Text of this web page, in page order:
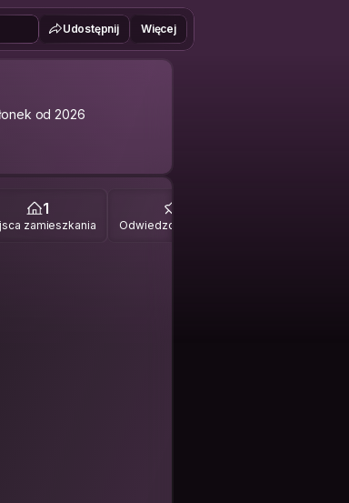
Udostępnij Więcej
od 2026
1
zamieszkania Odwiedzone miejsca